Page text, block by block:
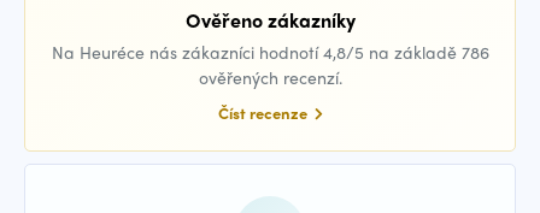
Ověřeno zákazníky
Na Heuréce nás zákazníci hodnotí 4,8/5 na základě 786
ověřených recenzí.
Číst recenze